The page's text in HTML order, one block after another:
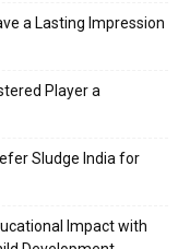
a Lasting Impression
Player a
Sludge India for
Impact with